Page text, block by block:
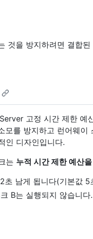
것을 방지하려면 결합
고정 시간 제한 예
모를 방지하고 런어웨이
인 디자인입니다.
는 누적 시간 제한 예산을
초 남게 됩니다(기본값 5
B는 실행되지 않습니다.